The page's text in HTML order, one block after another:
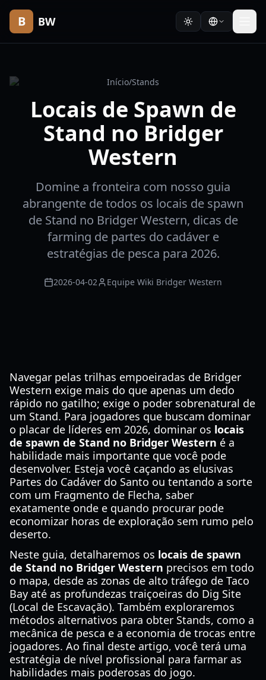
B BW
Início/Stands
Locais de Spawn de
Stand no Bridger
Western
Domine a fronteira com nosso guia
abrangente de todos os locais de spawn
de Stand no Bridger Western, dicas de
farming de partes do cadáver e
estratégias de pesca para 2026.
2026-04-02 Equipe Wiki Bridger Western
Navegar pelas trilhas empoeiradas de Bridger
Western exige mais do que apenas um dedo
rápido no gatilho; exige o poder sobrenatural de
um Stand. Para jogadores que buscam dominar
o placar de líderes em 2026, dominar os locais
de spawn de Stand no Bridger Western é a
habilidade mais importante que você pode
desenvolver. Esteja você caçando as elusivas
Partes do Cadáver do Santo ou tentando a sorte
com um Fragmento de Flecha, saber
exatamente onde e quando procurar pode
economizar horas de exploração sem rumo pelo
deserto.
Neste guia, detalharemos os locais de spawn
de Stand no Bridger Western precisos em todo
o mapa, desde as zonas de alto tráfego de Taco
Bay até as profundezas traiçoeiras do Dig Site
(Local de Escavação). Também exploraremos
métodos alternativos para obter Stands, como a
mecânica de pesca e a economia de trocas entre
jogadores. Ao final deste artigo, você terá uma
estratégia de nível profissional para farmar as
habilidades mais poderosas do jogo.